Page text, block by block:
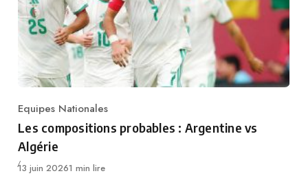
Category
Equipes Nationales
Les compositions probables : Argentine vs
Algérie
Publié
13 juin 20261 min lire